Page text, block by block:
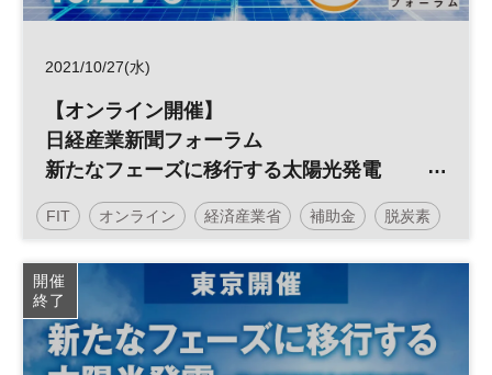
2021/10/27(水)
【オンライン開催】
日経産業新聞フォーラム
新たなフェーズに移行する太陽光発電
～再エネ型経済社会の創造に向けて～
FIT オンライン 経済産業省 補助金 脱炭素
税制 太陽光発電 再生可能エネルギー 参加無料
日経産業新聞フォーラム
開催
終了